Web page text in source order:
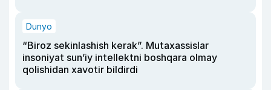
Dunyo
“Biroz sekinlashish kerak”. Mutaxassislar
insoniyat sun’iy intellektni boshqara olmay
qolishidan xavotir bildirdi